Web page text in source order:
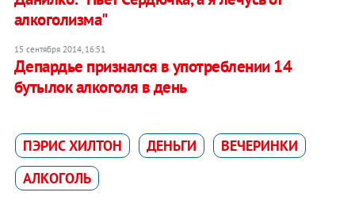
алкоголизма"
15 сентября 2014, 16:51
Депардье признался в употреблении 14
бутылок алкоголя в день
ПЭРИС ХИЛТОН ДЕНЬГИ
ВЕЧЕРИНКИ
АЛКОГОЛЬ